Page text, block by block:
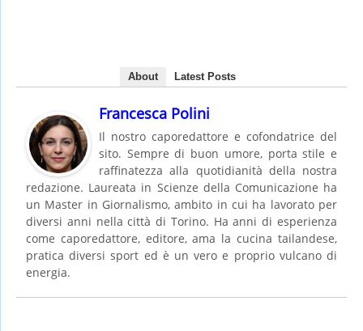
About Latest Posts
Francesca Polini
Il nostro caporedattore e cofondatrice del
sito. Sempre di buon umore, porta stile e
raffinatezza alla quotidianità della nostra
redazione. Laureata in Scienze della Comunicazione ha
un Master in Giornalismo, ambito in cui ha lavorato per
diversi anni nella città di Torino. Ha anni di esperienza
come caporedattore, editore, ama la cucina tailandese,
pratica diversi sport ed è un vero e proprio vulcano di
energia.